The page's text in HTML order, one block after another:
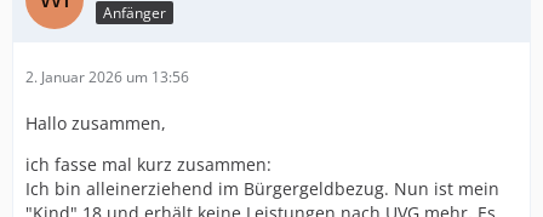
Anfänger
2. Januar 2026 um 13:56
Hallo zusammen,
ich fasse mal kurz zusammen:
Ich bin alleinerziehend im Bürgergeldbezug. Nun ist mein